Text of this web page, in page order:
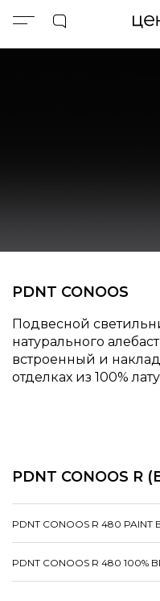
PDNT CONOOS
Подвесной
натурального
встроенный и
отделках из 100%
PDNT CONOOS R
PDNT CONOOS R 480 PAINT
PDNT CONOOS R 480 100%